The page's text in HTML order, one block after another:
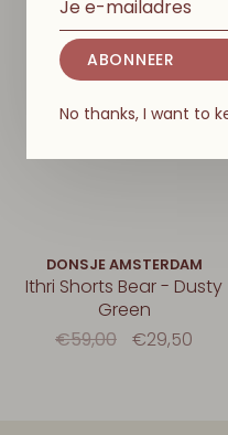
DONSJE AMSTERDAM
Ithri Shorts Bear - Dusty
Green
€59,00
€29,50
ABONNEER
No thanks, I want to